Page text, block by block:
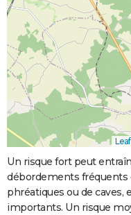
Un risque fort peut
débordements fréquents
phréatiques ou de caves,
importants. Un risque